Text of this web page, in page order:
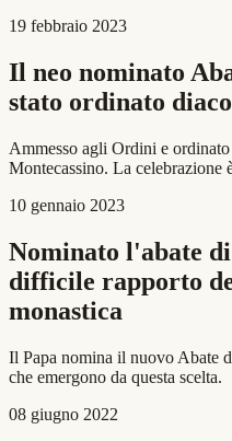
19 febbraio 2023
Il neo nominato
stato ordinato
Ammesso agli Ordini e
Montecassino. La celebrazione
10 gennaio 2023
Nominato l'abate
difficile rapporto
monastica
Il Papa nomina il nuovo Abate
che emergono da questa scelta.
08 giugno 2022